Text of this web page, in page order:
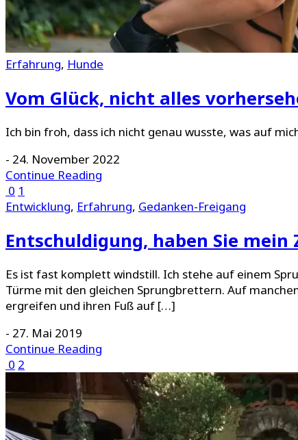
Erfahrung, Hunde
Vom Glück, nicht alles
Ich bin froh, dass ich nicht genau wusste, was auf
- 24. November 2022
Continue Reading
0 1
Entwicklung, Erfahrung, Gedanken-Freigang
Entschuldigung, haben Sie mein
Es ist fast komplett windstill. Ich stehe auf einem
Türme mit den gleichen Sprungbrettern. Auf
ergreifen und ihren Fuß auf […]
- 27. Mai 2019
Continue Reading
0 2